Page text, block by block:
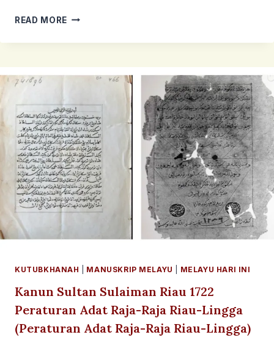
READ MORE KITAB
RINGKAS
BAGI
PENGUASA
YANG
DIKEMAS
SECARA
SASTRAWI)
KUTUBKHANAH MANUSKRIP MELAYU MELAYU HARI INI
Kanun Sultan Sulaiman Riau 1722
Peraturan Adat Raja-Raja Riau-Lingga
( Peraturan Adat Raja-Raja Riau-Lingga)